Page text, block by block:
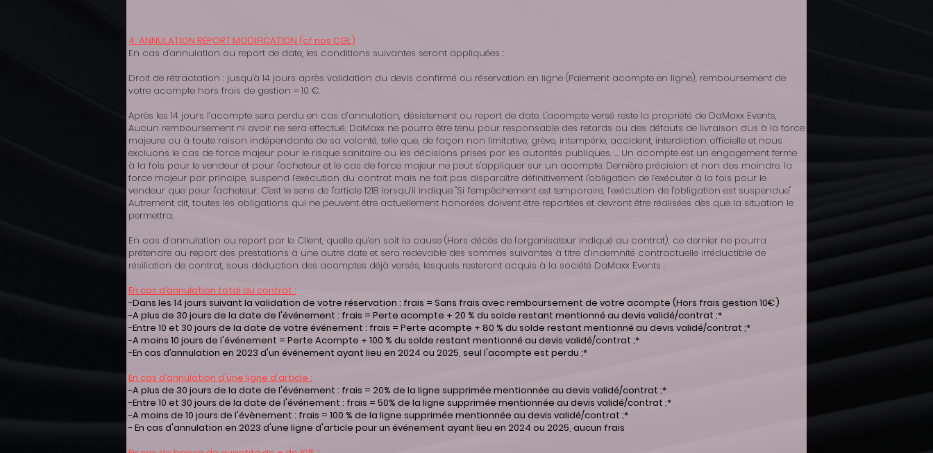
4. ANNULATION REPORT MODIFICATION (cf nos CGL)
En cas d'annulation ou report de date, les conditions suivantes seront appliquées :
Droit de rétractation : jusqu'à 14 jours après validation du devis confirmé ou réservation en ligne (Paiement acompte en ligne), remboursement de
votre acompte hors frais de gestion = 10 €.
Après les 14 jours l’acompte sera perdu en cas d’annulation, désistement ou report de date. L'acompte versé reste la propriété de DaMaxx Events,
Aucun remboursement ni avoir ne sera effectué. DaMaxx ne pourra être tenu pour responsable des retards ou des défauts de livraison dus à la force
majeure ou à toute raison indépendante de sa volonté, telle que, de façon non limitative, grève, intempérie, accident, interdiction officielle et nous
excluons le cas de force majeur pour le risque sanitaire ou les décisions prises par les autorités publiques. … Un acompte est un engagement ferme
à la fois pour le vendeur et pour l'acheteur et le cas de force majeur ne peut s'appliquer sur un acompte. Dernière précision et non des moindre, la
force majeur par principe, suspend l’exécution du contrat mais ne fait pas disparaître définitivement l'obligation de l’exécuter à la fois pour le
vendeur que pour l'acheteur. C'est le sens de l'article 1218 lorsqu’il indique "Si l’empêchement est temporaire, l’exécution de l'obligation est suspendue"
Autrement dit, toutes les obligations qui ne peuvent être actuellement honorées doivent être reportées et devront être réalisées dès que la situation le
permettra.
En cas d’annulation ou report par le Client, quelle qu’en soit la cause (Hors décès de l'organisateur indiqué au contrat), ce dernier ne pourra
prétendre au report des prestations à une autre date et sera redevable des sommes suivantes à titre d’indemnité contractuelle irréductible de
résiliation de contrat, sous déduction des acomptes déjà versés, lesquels resteront acquis à la société DaMaxx Events :
En cas d’annulation total du contrat :
-Dans les 14 jours suivant la validation de votre réservation : frais = Sans frais avec remboursement de votre acompte (Hors frais gestion 10€)
-A plus de 30 jours de la date de l'événement : frais = Perte acompte + 20 % du solde restant mentionné au devis validé/contrat ;*
-Entre 10 et 30 jours de la date de votre événement : frais = Perte acompte + 80 % du solde restant mentionné au devis validé/contrat ;*
-A moins 10 jours de l'événement = Perte Acompte + 100 % du solde restant mentionné au devis validé/contrat ;*
-En cas d’annulation en 2023 d'un événement ayant lieu en 2024 ou 2025, seul l'acompte est perdu ;*
En cas d’annulation d'une ligne d'article :
-A plus de 30 jours de la date de l'événement : frais = 20% de la ligne supprimée mentionnée au devis validé/contrat ;*
-Entre 10 et 30 jours de la date de l'événement : frais = 50% de la ligne supprimée mentionnée au devis validé/contrat ;*
-A moins de 10 jours de l'évènement : frais = 100 % de la ligne supprimée mentionnée au devis validé/contrat ;*
- En cas d'annulation en 2023 d'une ligne d'article pour un événement ayant lieu en 2024 ou 2025, aucun frais